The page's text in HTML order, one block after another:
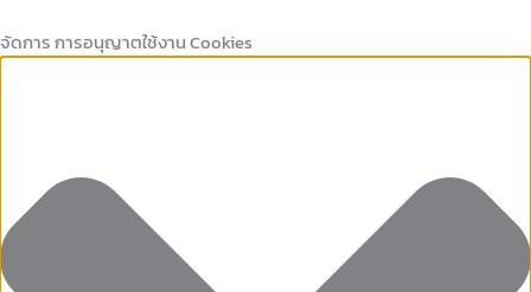
จัดการ การอนุญาตใช้งาน Cookies
ที่
จำเป็น
เก็บ
สถิติ
to